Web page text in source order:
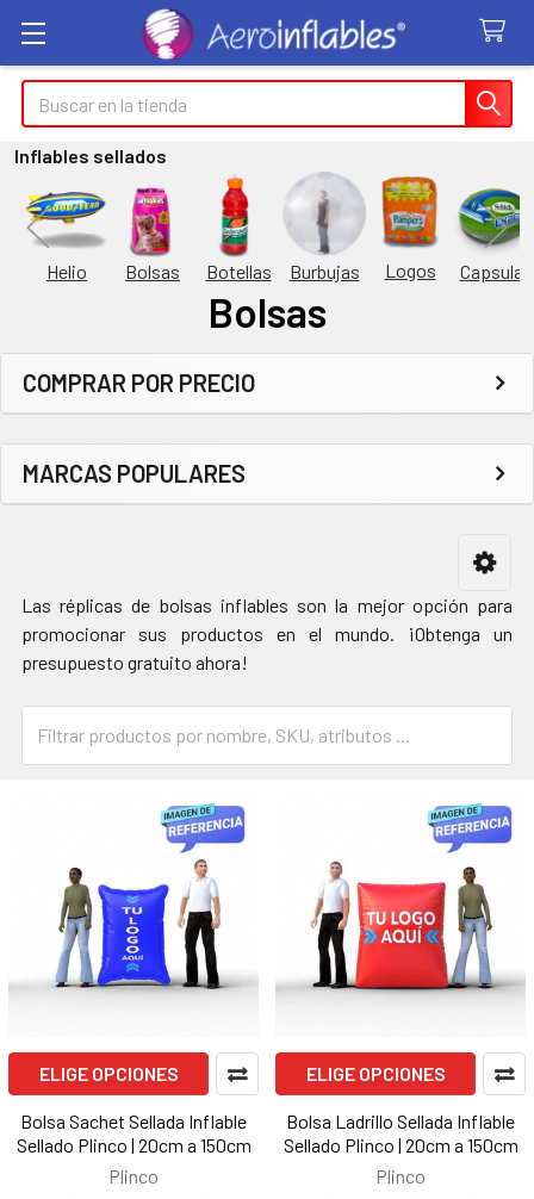
Buscar
Inflables sellados
Helio Bolsas Botellas Burbujas Logos Capsulas
Bolsas
Barra
lateral
COMPRAR POR PRECIO
MARCAS POPULARES
Las réplicas de bolsas inflables son la mejor opción para
promocionar sus productos en el mundo. ¡Obtenga un
presupuesto gratuito ahora!
ELIGE OPCIONES
Bolsa Sachet Sellada Inflable
Sellado Plinco | 20cm a 150cm
Plinco
ELIGE OPCIONES
Bolsa Ladrillo Sellada Inflable
Sellado Plinco | 20cm a 150cm
Plinco